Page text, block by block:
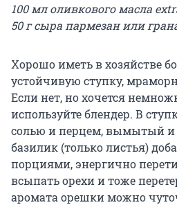
100 мл оливкового масла
50 г сыра пармезан или
Хорошо иметь в хозяйстве
устойчивую ступку,
Если нет, но хочется
используйте блендер. В
солью и перцем, вымытый
базилик (только листья)
порциями, энергично
всыпать орехи и тоже
аромата орешки можно